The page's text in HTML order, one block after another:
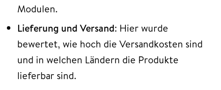
Modulen.
Lieferung und Versand: Hier wurde
bewertet, wie hoch die Versandkosten sind
und in welchen Ländern die Produkte
lieferbar sind.